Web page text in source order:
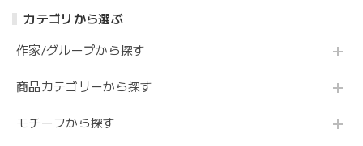
カテゴリから選ぶ
作家/グループから探す
商品カテゴリーから探す
モチーフから探す